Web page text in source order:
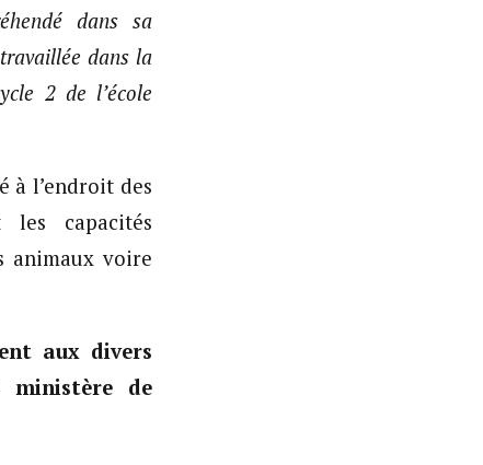
dans sa
dans la
2 de l’école
à l’endroit des
les capacités
animaux voire
aux divers
de